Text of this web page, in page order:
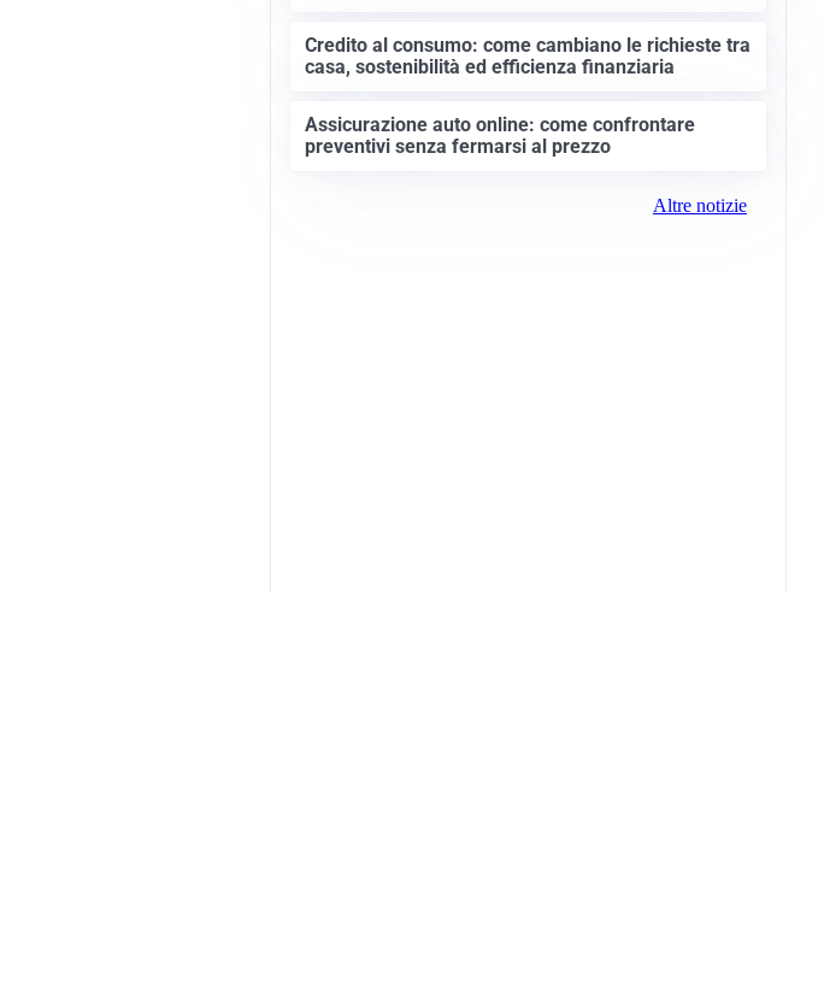
Credito al consumo: come cambiano le richieste tra
casa, sostenibilità ed efficienza finanziaria
Assicurazione auto online: come confrontare
preventivi senza fermarsi al prezzo
Altre notizie